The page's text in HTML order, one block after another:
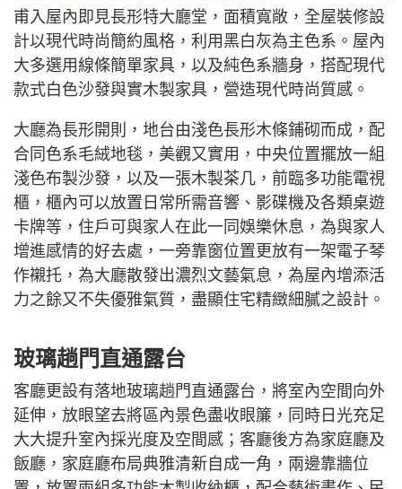
甫入屋內即見長形特大廳堂，面積寬敞，全屋裝修設
計以現代時尚簡約風格，利用黑白灰為主色系。屋內
大多選用線條簡單家具，以及純色系牆身，搭配現代
款式白色沙發與實木製家具，營造現代時尚質感。
大廳為長形開則，地台由淺色長形木條鋪砌而成，配
合同色系毛絨地毯，美觀又實用，中央位置擺放一組
淺色布製沙發，以及一張木製茶几，前臨多功能電視
櫃，櫃內可以放置日常所需音響、影碟機及各類桌遊
卡牌等，住戶可與家人在此一同娛樂休息，為與家人
增進感情的好去處，一旁靠窗位置更放有一架電子琴
作襯托，為大廳散發出濃烈文藝氣息，為屋內增添活
力之餘又不失優雅氣質，盡顯住宅精緻細膩之設計。
玻璃趟門直通露台
客廳更設有落地玻璃趟門直通露台，將室內空間向外
延伸，放眼望去將區內景色盡收眼簾，同時日光充足
大大提升室內採光度及空間感；客廳後方為家庭廳及
飯廳，家庭廳布局典雅清新自成一角，兩邊靠牆位